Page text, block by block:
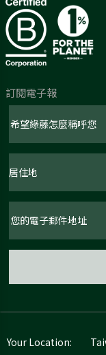
訂閱電子報
Your Location: